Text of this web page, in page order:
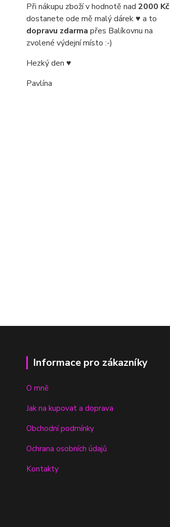
Při nákupu zboží v hodnotě nad 2000 Kč
dostanete ode mě malý dárek ♥ a to
dopravu zdarma přes Balíkovnu na
zvolené výdejní místo :-)
Hezký den ♥
Pavlína
Informace pro zákazníky
O mně
Jak na kupovat a doprava
Obchodní podmínky
Ochrana osobních údajů
Kontakty